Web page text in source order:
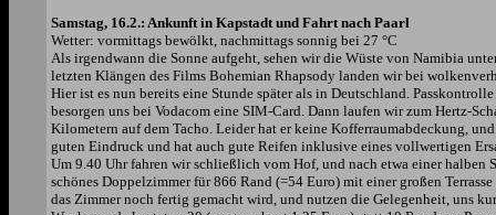
Samstag, 16.2.: Ankunft in Kapstadt und Fahrt nach Paarl
Wetter: vormittags bewölkt, nachmittags sonnig bei 27 °C
Als irgendwann die Sonne aufgeht, sehen wir die Wüste von Namibia
letzten Klängen des Films Bohemian Rhapsody landen wir bei
Hier ist es nun bereits eine Stunde später als in Deutschland.
besorgen uns bei Vodacom eine SIM-Card. Dann laufen wir zum Hertz-
Kilometern auf dem Tacho. Leider hat er keine Kofferraumabdeckung,
guten Eindruck und hat auch gute Reifen inklusive eines vollwertigen
Um 9.40 Uhr fahren wir schließlich vom Hof, und nach etwa einer halben
schönes Doppelzimmer für 866 Rand (=54 Euro) mit einer großen
das Zimmer noch fertig gemacht wird, und nutzen die Gelegenheit, uns